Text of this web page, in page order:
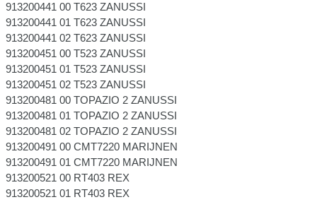
913200441 00 T623 ZANUSSI
913200441 01 T623 ZANUSSI
913200441 02 T623 ZANUSSI
913200451 00 T523 ZANUSSI
913200451 01 T523 ZANUSSI
913200451 02 T523 ZANUSSI
913200481 00 TOPAZIO 2 ZANUSSI
913200481 01 TOPAZIO 2 ZANUSSI
913200481 02 TOPAZIO 2 ZANUSSI
913200491 00 CMT7220 MARIJNEN
913200491 01 CMT7220 MARIJNEN
913200521 00 RT403 REX
913200521 01 RT403 REX